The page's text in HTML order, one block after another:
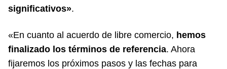
significativos».
«En cuanto al acuerdo de libre comercio, hemos
finalizado los términos de referencia. Ahora
fijaremos los próximos pasos y las fechas para